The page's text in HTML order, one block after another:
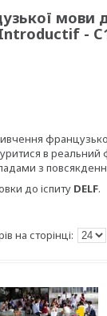
мови
-
в реальний
з
до іспиту DELF.